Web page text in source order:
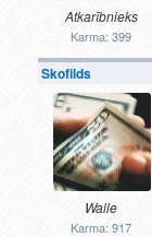
Atkarībnieks
Karma: 399
Skofilds
Walle
Karma: 917